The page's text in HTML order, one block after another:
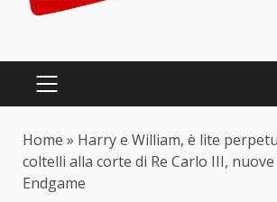
PRIMARY
Home » Harry e William, è lite
coltelli alla corte di Re Carlo III,
Endgame